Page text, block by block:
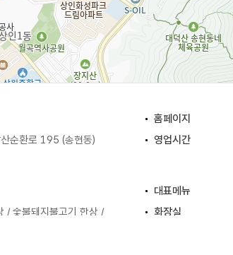
홈페이지
순환로 195 (송현동) 영업시간
대표메뉴
/ 숯불돼지불고기 한상 /
화장실